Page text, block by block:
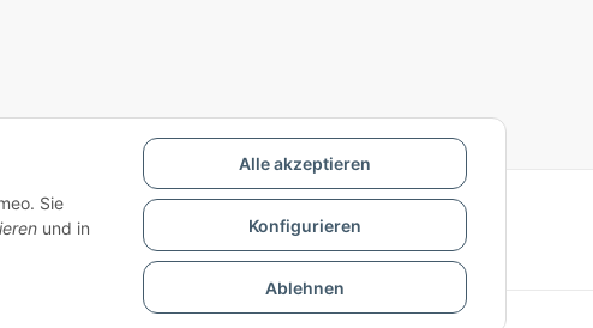
Alle akzeptieren
Konfigurieren
Ablehnen
Sie
und in